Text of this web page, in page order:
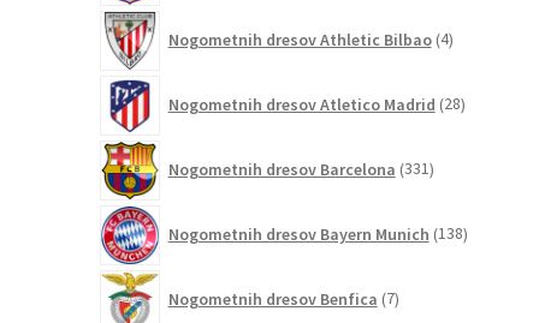
Nogometnih dresov Athletic Bilbao 4izdelki
Nogometnih dresov Atletico Madrid 28izdelkov
Nogometnih dresov Barcelona 331izdelkov
Nogometnih dresov Bayern Munich 138izdelkov
Nogometnih dresov Benfica 7izdelkov